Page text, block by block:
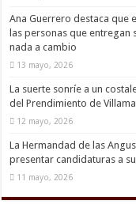
Ana Guerrero destaca que
las personas que
nada a cambio
13 mayo, 2026
La suerte sonríe a un
del Prendimiento de
12 mayo, 2026
La Hermandad de las
presentar candidaturas a
11 mayo, 2026